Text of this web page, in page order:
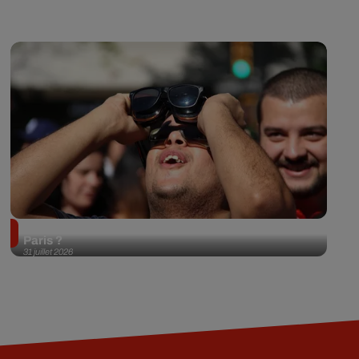
31 juillet 2026
Paris ?